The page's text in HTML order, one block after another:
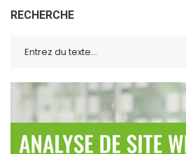
RECHERCHE